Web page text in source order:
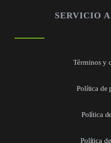
SERVICIO
Términos y
Política de
Política
Política